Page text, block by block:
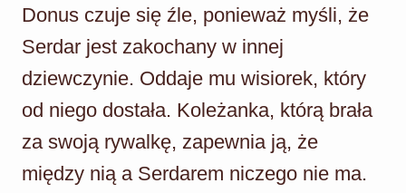
Donus czuje się źle, ponieważ myśli, że
Serdar jest zakochany w innej
dziewczynie. Oddaje mu wisiorek, który
od niego dostała. Koleżanka, którą brała
za swoją rywalkę, zapewnia ją, że
między nią a Serdarem niczego nie ma.